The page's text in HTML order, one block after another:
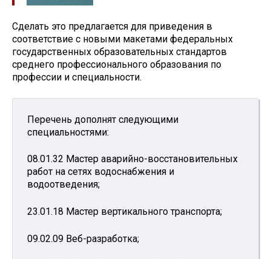
Сделать это предлагается для приведения в
соответствие с новыми макетами федеральных
государственных образовательных стандартов
среднего профессионального образования по
профессии и специальности.
Перечень дополнят следующими
специальностями:
08.01.32 Мастер аварийно-восстановительных
работ на сетях водоснабжения и
водоотведения;
23.01.18 Мастер вертикального транспорта;
09.02.09 Веб-разработка;